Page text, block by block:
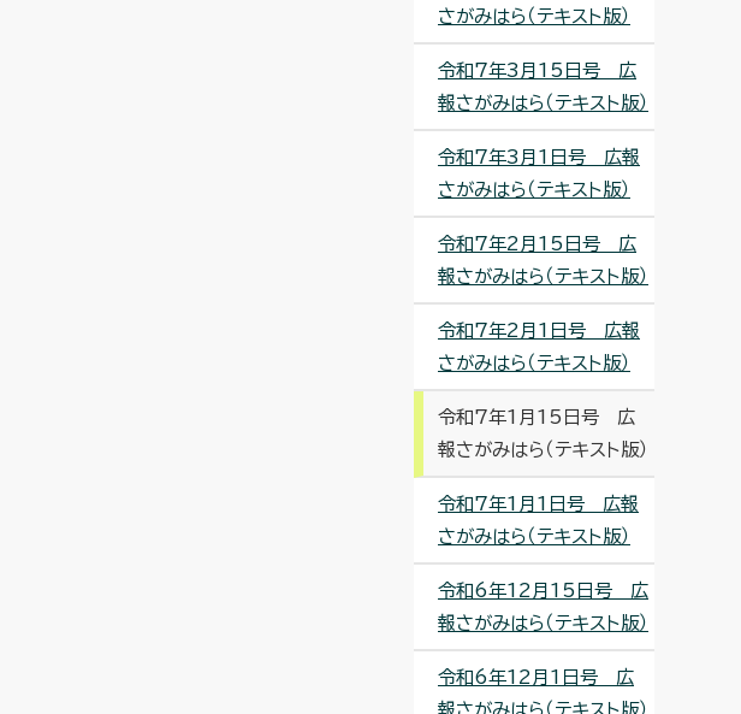
さがみはら（テキスト版）
令和7年3月15日号 広
報さがみはら（テキスト版）
令和7年3月1日号 広報
さがみはら（テキスト版）
令和7年2月15日号 広
報さがみはら（テキスト版）
令和7年2月1日号 広報
さがみはら（テキスト版）
令和7年1月15日号 広
報さがみはら（テキスト版）
令和7年1月1日号 広報
さがみはら（テキスト版）
令和6年12月15日号 広
報さがみはら（テキスト版）
令和6年12月1日号 広
報さがみはら（テキスト版）